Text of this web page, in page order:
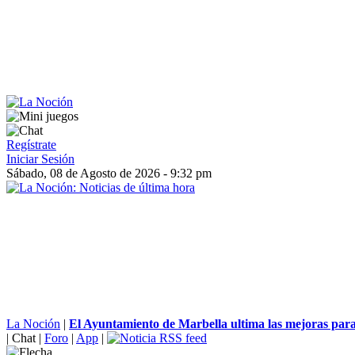
Regístrate
Iniciar Sesión
Sábado, 08 de Agosto de 2026 - 9:32 pm
La Noción | El Ayuntamiento de Marbella ultima las mejoras
| Chat | Foro | App |